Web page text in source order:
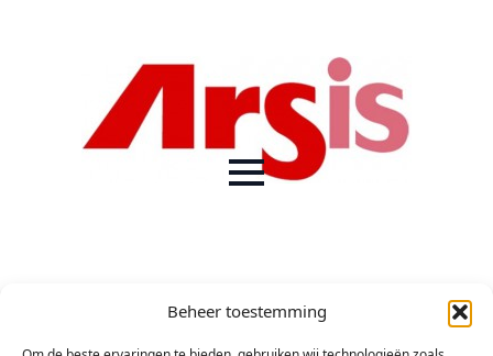
Beheer toestemming